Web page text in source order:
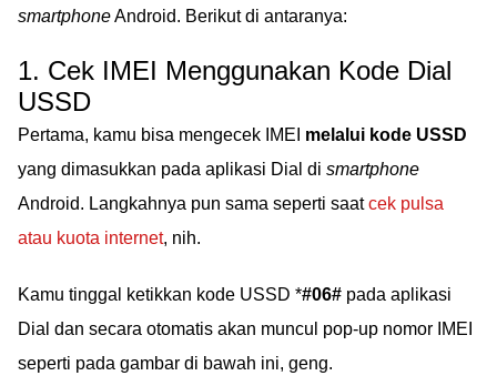
smartphoneAndroid. Berikut di antaranya:
1. Cek IMEI Menggunakan Kode Dial
USSD
Pertama, kamu bisa mengecek IMEI melalui kode USSD
yang dimasukkan pada aplikasi Dial di smartphone
Android. Langkahnya pun sama seperti saatcek pulsa
atau kuota internet, nih.
Kamu tinggal ketikkan kode USSD *#06# pada aplikasi
Dial dan secara otomatis akan muncul pop-up nomor IMEI
seperti pada gambar di bawah ini, geng.